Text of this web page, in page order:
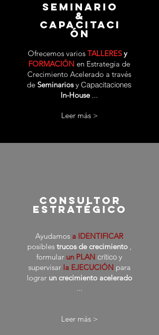
SEMINARIO
&
Capacitaci
ón
Ofrecemos varios TALLERES y
FORMACIÓN en Estrategia de
Crecimiento Acelerado a través
de Seminarios y Capacitaciones
In-House ...
Leer más >
consultor
estratégico
Ayudamos a IDENTIFICAR
posibles trucos de crecimiento,
formular un PLAN crítico y
supervisar la EJECUCIÓN para
lograr un crecimiento acelerado
...
Leer más >